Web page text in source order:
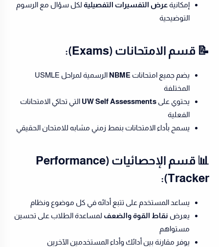
إمكانيةعرض التفسيرات التفصيلية لكل سؤال مع الرسوم
التوضيحية
📝 قسم الامتحانات (Exams):
يضم جميع امتحانات NBME
الرسمية لمراحل USMLE
المختلفة
يحتوي على UW Self Assessments التي تحاكي الامتحانات
الفعلية
يسمح بأداء الامتحانات بنمط زمني مشابه للامتحان الحقيقي
📊 قسم الإحصائيات (Performance
Tracker):
يساعد المستخدم على تتبع أدائه في كل موضوع ونظام
يعرض نقاط القوة والضعف لمساعدة الطلاب على تحسين
مستواهم
يوفر مقارنة بين أدائك وأداء المستخدمين الآخرين